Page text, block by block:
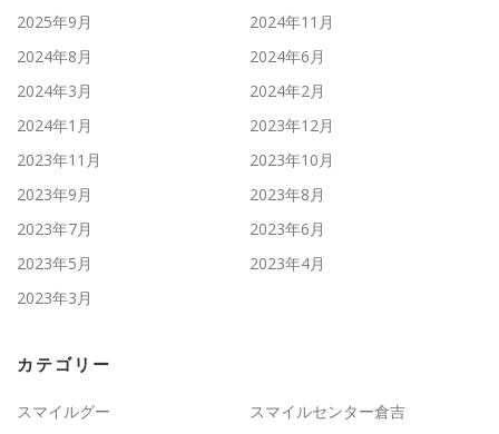
2025年9月
2024年11月
2024年8月
2024年6月
2024年3月
2024年2月
2024年1月
2023年12月
2023年11月
2023年10月
2023年9月
2023年8月
2023年7月
2023年6月
2023年5月
2023年4月
2023年3月
カテゴリー
スマイルグー スマイルセンター倉吉